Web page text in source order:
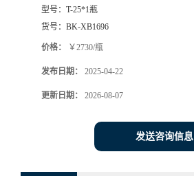
型号： T-25*1瓶
货号： BK-XB1696
价格： ￥2730/瓶
发布日期： 2025-04-22
更新日期： 2026-08-07
发送咨询信息